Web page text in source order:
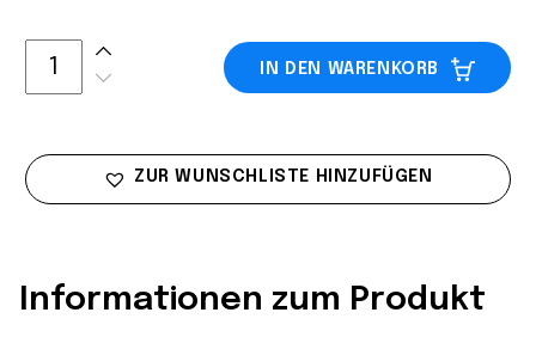
IN DEN WARENKORB
ZUR WUNSCHLISTE HINZUFÜGEN
Informationen zum Produkt